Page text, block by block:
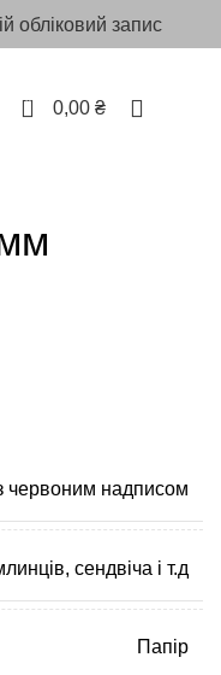
обліковий запис
0 0,00₴
червоним надписом
сендвіча і т.д
Папір